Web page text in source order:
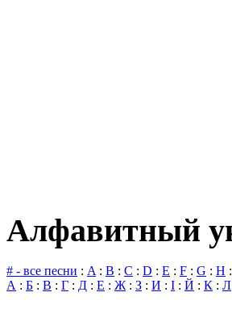
Алфавитный
# - все песни : A: B : C : D : E : F : G : H :
А : Б : В : Г : Д : Е : Ж: З : И : І : Й : К : Л